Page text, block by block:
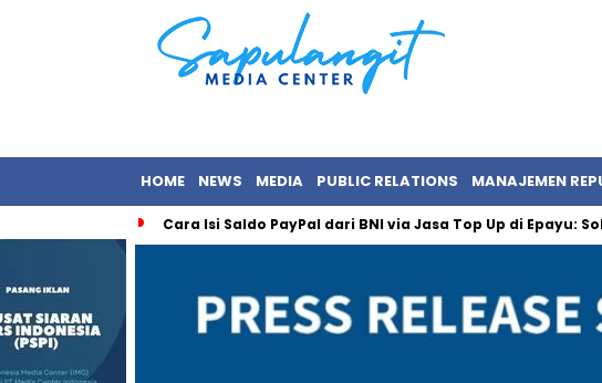
HOME NEWS MEDIA PUBLIC RELATIONS MANAJEMEN
Cara Isi Saldo PayPal dari BNI via Jasa Top Up di Epayu: